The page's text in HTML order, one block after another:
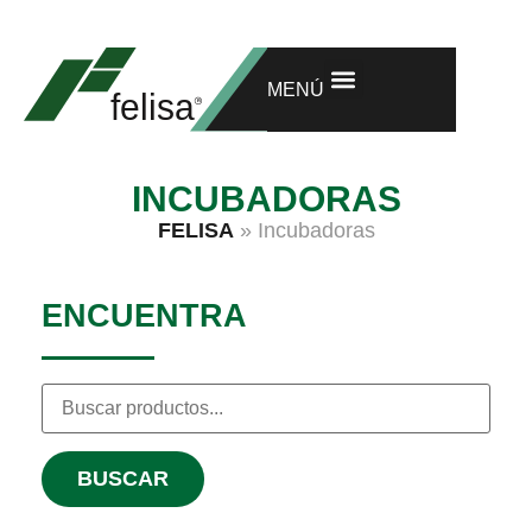
MENÚ
INCUBADORAS
FELISA » Incubadoras
ENCUENTRA
BUSCAR